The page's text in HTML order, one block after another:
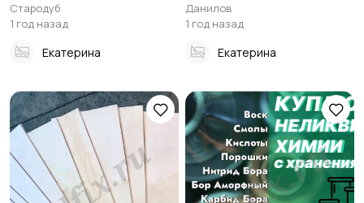
Стародуб
1 год назад
Екатерина
Данилов
1 год назад
Екатерина